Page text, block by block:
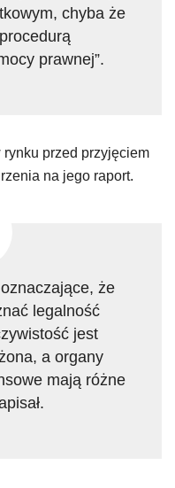
chyba że
prawnej”.
rynku przed przyjęciem
na jego raport.
że
legalność
jest
a organy
mają różne